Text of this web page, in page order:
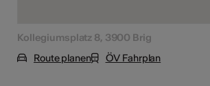
Kollegiumsplatz 8, 3900 Brig
Route planen
ÖV Fahrplan